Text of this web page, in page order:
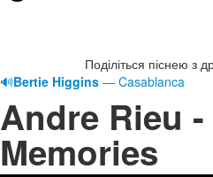
Поділіться піснею з
🔊Bertie Higgins — Casablanca
Andre Rieu -
Memories